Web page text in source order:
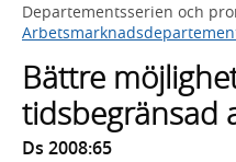
framträder
en
med
sökförslag
Departementsserien och
Bättre
tidsbegränsad
Ds 2008:65